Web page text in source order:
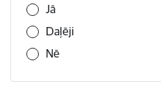
Jā
Daļēji
Nē